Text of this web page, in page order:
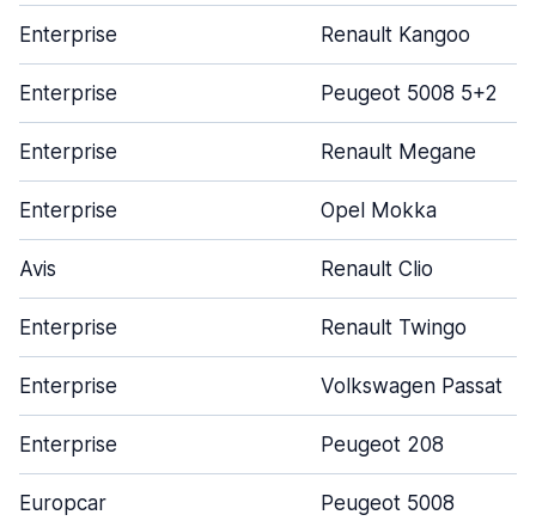
Enterprise Renault Kangoo
Enterprise Peugeot 5008 5+2
Enterprise Renault Megane
Enterprise Opel Mokka
Avis Renault Clio
Enterprise Renault Twingo
Enterprise Volkswagen Passat
Enterprise Peugeot 208
Europcar Peugeot 5008